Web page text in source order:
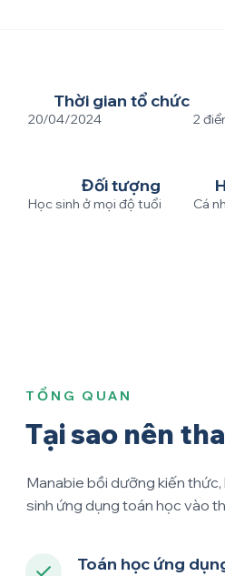
Thời gian tổ chức
20/04/2024 2
Đối tượng
Học sinh ở mọi độ tuổi Cá
TỔNG QUAN
Tại sao nên
Manabie bồi dưỡng kiến
sinh ứng dụng toán học vào
Toán học ứng